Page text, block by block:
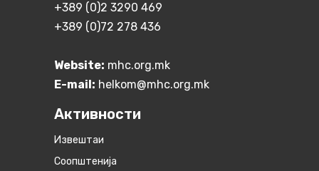
+389 (0)2 3290 469
+389 (0)72 278 436
Website: mhc.org.mk
E-mail: helkom@mhc.org.mk
Активности
Извештаи
Соопштенија